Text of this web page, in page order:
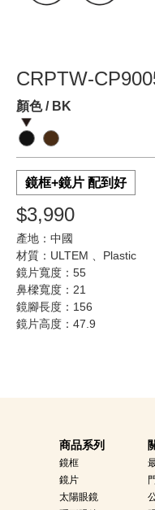
CRPTW-
顏色 / BK
鏡框+鏡片 配到好
$3,990
產地：中國
材質：ULTEM 、Plastic
鏡片寬度：55
鼻樑寬度：21
鏡腳長度：156
鏡片高度：47.9
商品系列
鏡框
鏡片
太陽眼鏡